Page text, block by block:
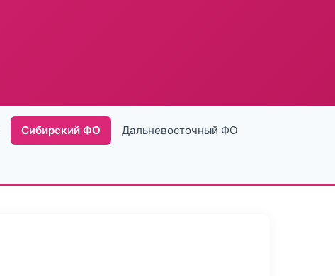
Сибирский ФО Дальневосточный ФО